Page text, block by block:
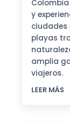
y
ciudades
playas
amplia
viajeros.
LEER MÁS